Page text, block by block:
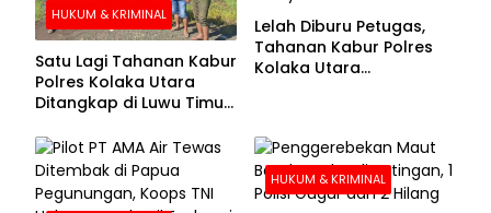
HUKUM & KRIMINAL
Satu Lagi Tahanan Kabur
Polres Kolaka Utara
Ditangkap di Luwu Timur,
Lelah Diburu Petugas,
Tahanan Kabur Polres
Kolaka Utara
HUKUM & KRIMINAL